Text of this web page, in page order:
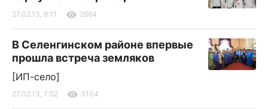
27.02.13, 8:11 2684
В Селенгинском районе впервые
прошла встреча земляков
[ИП-село]
27.02.13, 7:52 3104